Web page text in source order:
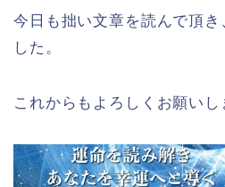
今日も拙い文章を読んで頂き
した。
これからもよろしくお願いし